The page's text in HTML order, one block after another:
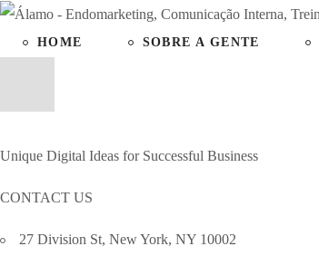
HOME SOBRE A GENTE
Unique Digital Ideas for Successful Business
CONTACT US
27 Division St, New York, NY 10002